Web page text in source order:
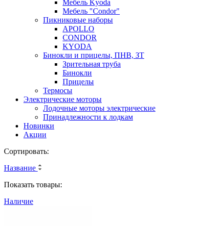
Мебель Kyoda
Мебель "Condor"
Пикниковые наборы
APOLLO
CONDOR
KYODA
Бинокли и прицелы, ПНВ, ЗТ
Зрительная труба
Бинокли
Прицелы
Термосы
Электрические моторы
Лодочные моторы электрические
Принадлежности к лодкам
Новинки
Акции
Сортировать:
Название
Показать товары:
Наличие